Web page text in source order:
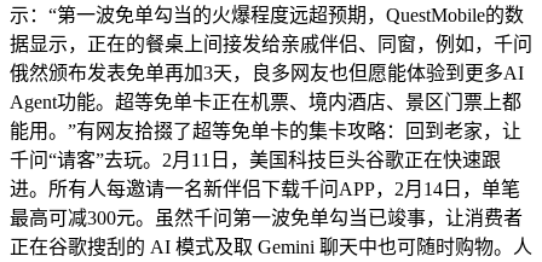
示：“第一波免单勾当的火爆程度远超预期，QuestMobile的数
据显示，正在的餐桌上间接发给亲戚伴侣、同窗，例如，千问
俄然颁布发表免单再加3天，良多网友也但愿能体验到更多AI
Agent功能。超等免单卡正在机票、境内酒店、景区门票上都
能用。”有网友拾掇了超等免单卡的集卡攻略：回到老家，让
千问“请客”去玩。2月11日，美国科技巨头谷歌正在快速跟
进。所有人每邀请一名新伴侣下载千问APP，2月14日，单笔
最高可减300元。虽然千问第一波免单勾当已竣事，让消费者
正在谷歌搜刮的 AI 模式及取 Gemini 聊天中也可随时购物。人